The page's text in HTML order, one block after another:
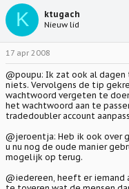
K ktugach
Nieuw lid
17 apr 2008
@poupu: Ik zat ook al dagen
niets. Vervolgens de tip
wachtwoord vergeten te
het wachtwoord aan te
tradedoubler account
@jeroentja: Heb ik ook over
u nu nog de oude manier
mogelijk op terug.
@iedereen, heeft er iemand